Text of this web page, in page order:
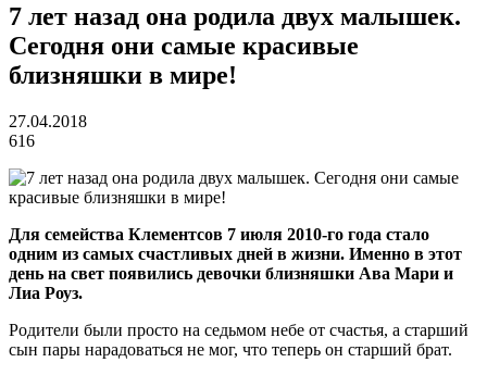
7 лет назад она родила двух малышек.
Сегодня они самые красивые
близняшки в мире!
27.04.2018
616
Для семейства Клементсов 7 июля 2010-го года стало
одним из самых счастливых дней в жизни. Именно в этот
день на свет появились девочки близняшки Ава Мари и
Лиа Роуз.
Родители были просто на седьмом небе от счастья, а старший
сын пары нарадоваться не мог, что теперь он старший брат.